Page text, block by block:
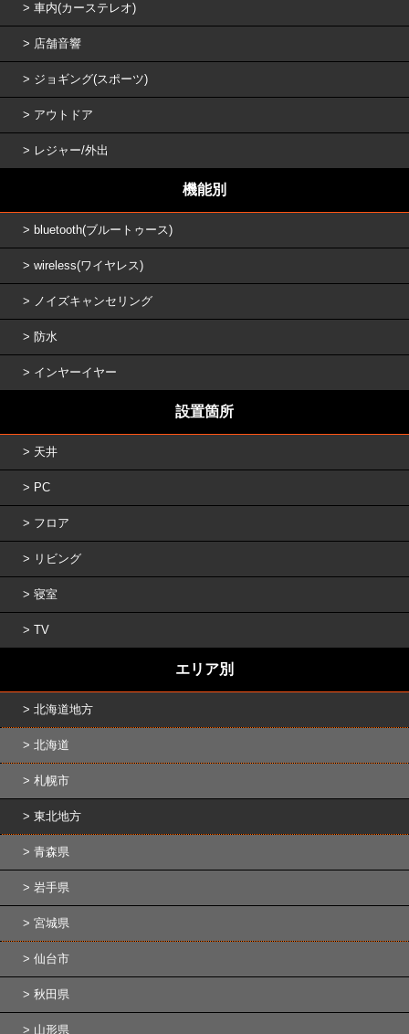
車内(カーステレオ)
店舗音響
ジョギング(スポーツ)
アウトドア
レジャー/外出
機能別
bluetooth(ブルートゥース)
wireless(ワイヤレス)
ノイズキャンセリング
防水
インヤーイヤー
設置箇所
天井
PC
フロア
リビング
寝室
TV
エリア別
北海道地方
北海道
札幌市
東北地方
青森県
岩手県
宮城県
仙台市
秋田県
山形県